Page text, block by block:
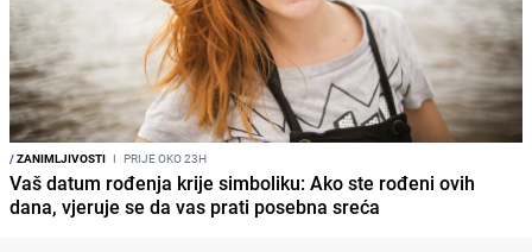
/ZANIMLJIVOSTI I PRIJE OKO 23H
Vaš datum rođenja krije simboliku: Ako ste rođeni ovih
dana, vjeruje se da vas prati posebna sreća